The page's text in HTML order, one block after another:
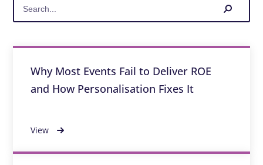
Why Most Events Fail to Deliver ROE
and How Personalisation Fixes It
View